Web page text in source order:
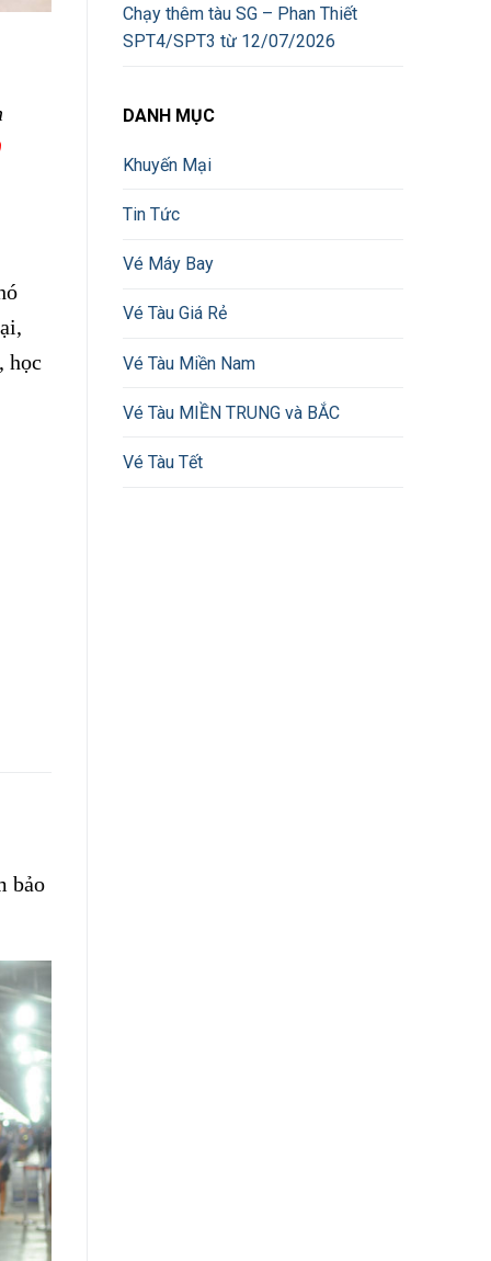
học
bảo
Chạy thêm tàu SG – Phan Thiết
SPT4/SPT3 từ 12/07/2026
DANH MỤC
Khuyến Mại
Tin Tức
Vé Máy Bay
Vé Tàu Giá Rẻ
Vé Tàu Miền Nam
Vé Tàu MIỀN TRUNG và BẮC
Vé Tàu Tết